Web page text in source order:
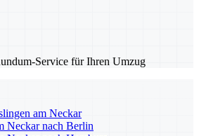
Service für Ihren Umzug
am Neckar
Neckar nach Berlin